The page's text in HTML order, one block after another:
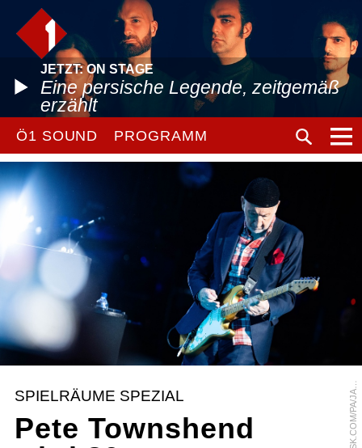
JETZT: ON STAGE
Eine persische Legende, zeitgemäß
erzählt
Ö1 SOUND PROGRAMM
P
M
G
SPIELRÄUME SPEZIAL
Pete Townshend